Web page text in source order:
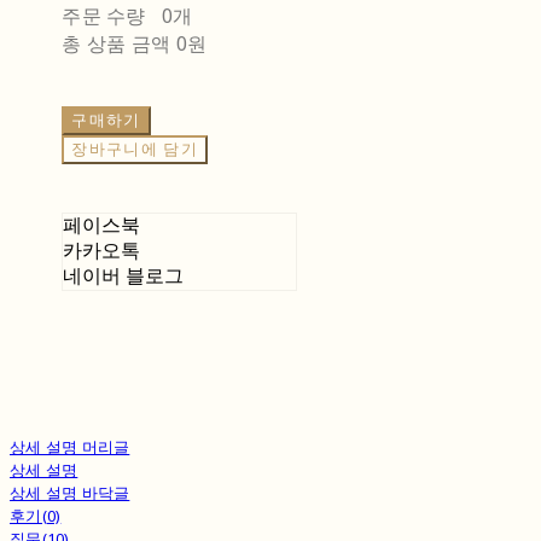
주문 수량
0개
총 상품 금액 0원
구매하기
장바구니에 담기
페이스북
카카오톡
네이버 블로그
상세 설명 머리글
상세 설명
상세 설명 바닥글
후기(0)